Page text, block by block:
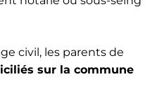
civil, les parents de
sur la commune